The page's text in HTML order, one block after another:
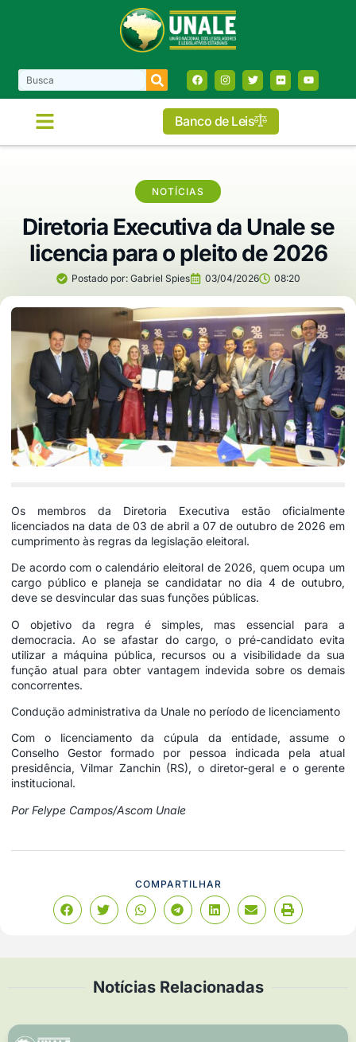
Banco de Leis
NOTÍCIAS
Diretoria Executiva da Unale se
licencia para o pleito de 2026
Postado por:Gabriel Spies 03/04/2026 08:20
Os membros da Diretoria Executiva estão oficialmente
licenciados na data de 03 de abril a 07 de outubro de 2026 em
cumprimento às regras da legislação eleitoral.
De acordo com o calendário eleitoral de 2026, quem ocupa um
cargo público e planeja se candidatar no dia 4 de outubro,
deve se desvincular das suas funções públicas.
O objetivo da regra é simples, mas essencial para a
democracia. Ao se afastar do cargo, o pré-candidato evita
utilizar a máquina pública, recursos ou a visibilidade da sua
função atual para obter vantagem indevida sobre os demais
concorrentes.
Condução administrativa da Unale no período de licenciamento
Com o licenciamento da cúpula da entidade, assume o
Conselho Gestor formado por pessoa indicada pela atual
presidência, Vilmar Zanchin (RS), o diretor-geral e o gerente
institucional.
Por Felype Campos/Ascom Unale
COMPARTILHAR
Notícias Relacionadas